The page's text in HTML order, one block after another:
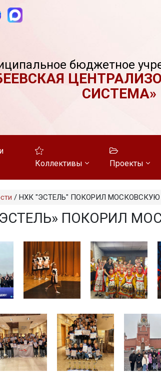
бюджетное
СИСТЕМА»
Коллективы Проекты
/ НХК "ЭСТЕЛЬ" ПОКОРИЛ
ПОКОРИЛ